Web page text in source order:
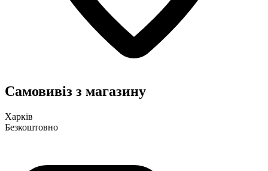
Самовивіз з магазину
Харків
Безкоштовно